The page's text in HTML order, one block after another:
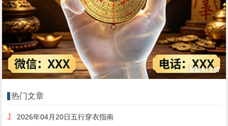
热门文章
1 2026年04月20日五行穿衣指南